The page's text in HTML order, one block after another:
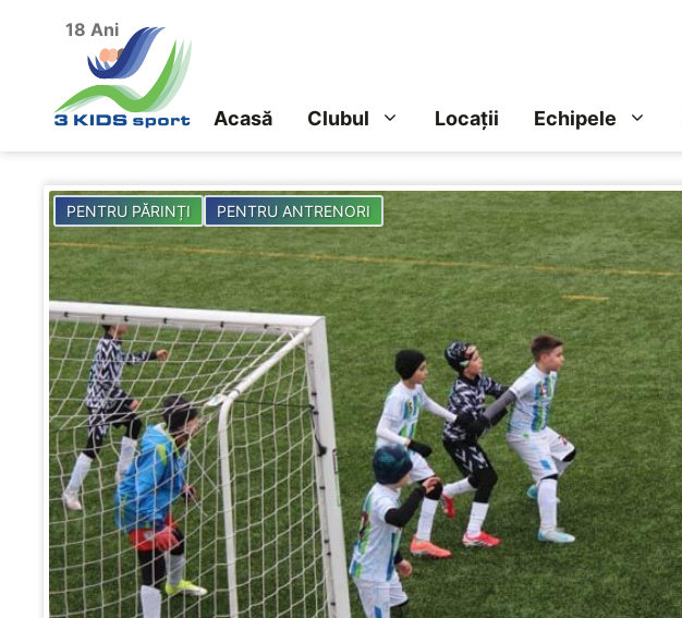
18 Ani
Acasă Clubul Locații Echipele
PENTRU PĂRINȚI PENTRU ANTRENORI